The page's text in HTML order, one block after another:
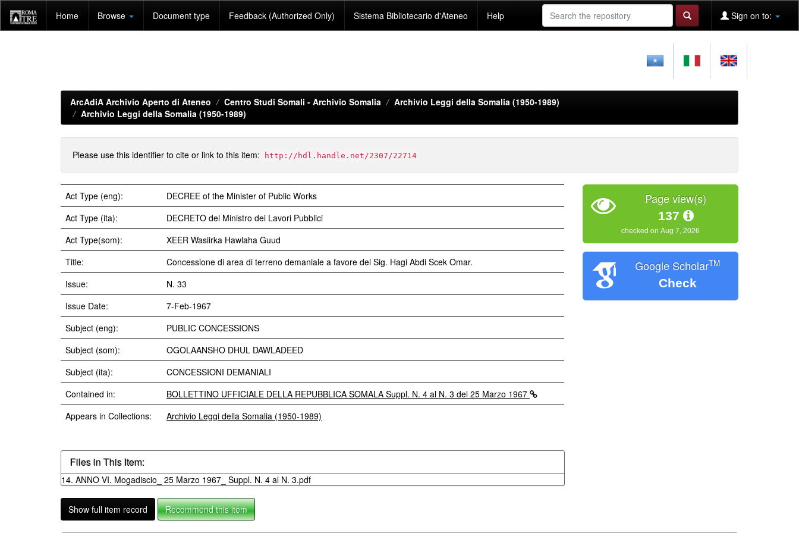
navigation
Home Browse Document type Feedback (Authorized Only) Sistema Bibliotecario d'Ateneo Help Sign on to:
ArcAdiA Archivio Aperto di Ateneo Centro Studi Somali - Archivio Somalia
Archivio Leggi della Somalia (1950-1989)
Archivio Leggi della Somalia (1950-1989)
Please use this identifier to cite or link to this item: http://hdl.handle.net/2307/22714
Act Type (eng):
DECREE of the Minister of Public Works
Act Type (ita):
DECRETO del Ministro dei Lavori Pubblici
Act Type(som):
XEER Wasiirka Hawlaha Guud
Title:
Concessione di area di terreno demaniale a favore del Sig. Hagi Abdi Scek Omar.
Issue:
N. 33
Issue Date:
7-Feb-1967
Subject (eng):
PUBLIC CONCESSIONS
Subject (som):
OGOLAANSHO DHUL DAWLADEED
Subject (ita):
CONCESSIONI DEMANIALI
Contained in:
BOLLETTINO UFFICIALE DELLA REPUBBLICA SOMALA Suppl. N. 4 al N. 3 del 25 Marzo 1967
Appears in Collections:
Archivio Leggi della Somalia (1950-1989)
Files in This Item:
14. ANNO VI. Mogadiscio_ 25 Marzo 1967_ Suppl. N. 4 al N. 3.pdf
Show full item record Recommend this item
Page view(s)
137
checked on Aug 7, 2026
Google ScholarTM
Check